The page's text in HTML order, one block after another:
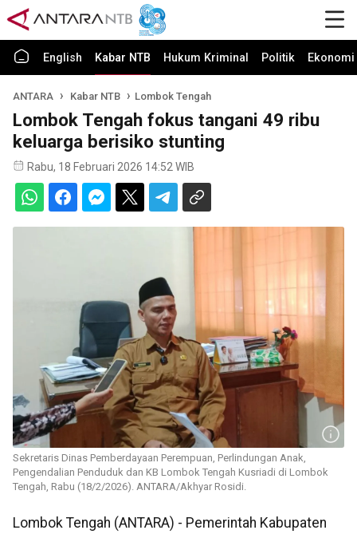
English Kabar NTB Hukum Kriminal Politik
ANTARA Kabar NTB Lombok Tengah
Lombok Tengah fokus tangani 49 ribu
keluarga berisiko stunting
Rabu, 18 Februari 2026 14:52 WIB
Sekretaris Dinas Pemberdayaan Perempuan, Perlindungan Anak,
Pengendalian Penduduk dan KB Lombok Tengah Kusriadi di Lombok
Tengah, Rabu (18/2/2026). ANTARA/Akhyar Rosidi.
Lombok Tengah (ANTARA) - Pemerintah Kabupaten